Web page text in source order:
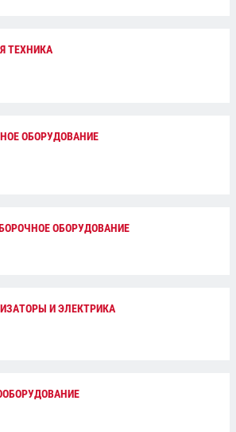
ТЕХНИКА
ОБОРУДОВАНИЕ
ОБОРУДОВАНИЕ
И ЭЛЕКТРИКА